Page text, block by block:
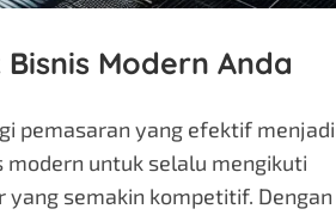
Modern Anda
pemasaran yang efektif menjadi
modern untuk selalu mengikuti
semakin kompetitif. Dengan